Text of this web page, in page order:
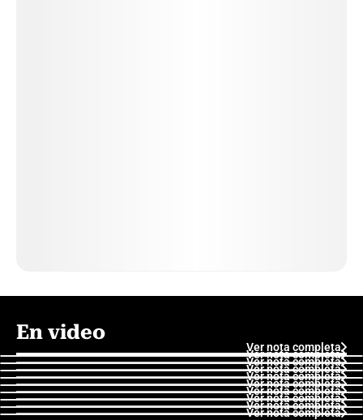
En video
Ver nota completa
Ver nota completa
Ver nota completa
Ver nota completa
Ver nota completa
Ver nota completa
Ver nota completa
Ver nota completa
Ver nota completa
Ver nota completa